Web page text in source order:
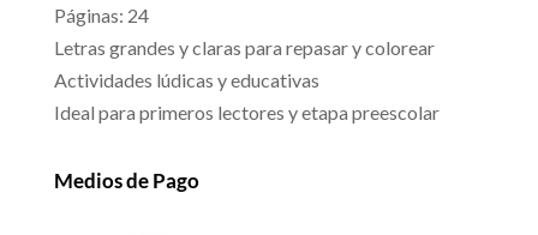
Páginas: 24
Letras grandes y claras para repasar y colorear
Actividades lúdicas y educativas
Ideal para primeros lectores y etapa preescolar
Medios de Pago